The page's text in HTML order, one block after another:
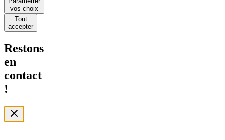
vos choix
Tout
accepter
Restons
en
contact
!